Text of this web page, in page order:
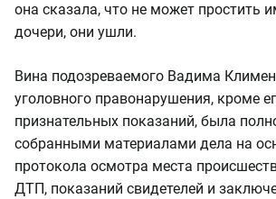
она сказала, что не может простить
дочери, они ушли.
Вина подозреваемого Вадима
уголовного правонарушения, кроме
признательных показаний, была
собранными материалами дела на
протокола осмотра места
ДТП, показаний свидетелей и